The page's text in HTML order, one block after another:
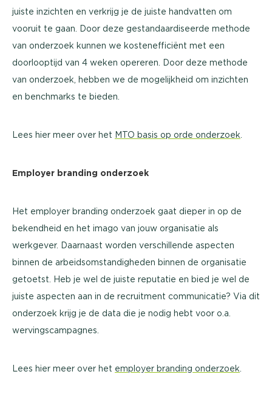
juiste inzichten en verkrijg je de juiste handvatten om
vooruit te gaan. Door deze gestandaardiseerde methode
van onderzoek kunnen we kostenefficiënt met een
doorlooptijd van 4 weken opereren. Door deze methode
van onderzoek, hebben we de mogelijkheid om inzichten
en benchmarks te bieden.
Lees hier meer over het MTO basis op orde onderzoek
Employer branding onderzoek
Het employer branding onderzoek gaat dieper in op de
bekendheid en het imago van jouw organisatie als
werkgever. Daarnaast worden verschillende aspecten
binnen de arbeidsomstandigheden binnen de organisatie
getoetst. Heb je wel de juiste reputatie en bied je wel de
juiste aspecten aan in de recruitment communicatie? Via dit
onderzoek krijg je de data die je nodig hebt voor o.a.
wervingscampagnes.
Lees hier meer over het employer branding onderzoek